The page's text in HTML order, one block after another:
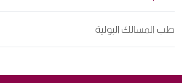
طب المسالك البولية